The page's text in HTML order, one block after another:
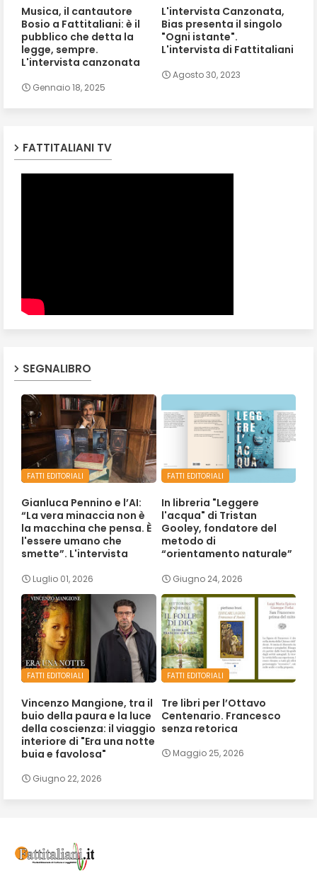
Musica, il cantautore
Bosio a Fattitaliani: è il
pubblico che detta la
legge, sempre.
L'intervista canzonata
Gennaio 18, 2025
L'intervista Canzonata,
Bias presenta il singolo
"Ogni istante".
L'intervista di Fattitaliani
Agosto 30, 2023
FATTITALIANI TV
SEGNALIBRO
FATTI EDITORIALI
Gianluca Pennino e l’AI:
“La vera minaccia non è
la macchina che pensa. È
l'essere umano che
smette”. L'intervista
Luglio 01, 2026
FATTI EDITORIALI
In libreria "Leggere
l'acqua" di Tristan
Gooley, fondatore del
metodo di
“orientamento naturale”
Giugno 24, 2026
FATTI EDITORIALI
Vincenzo Mangione, tra il
buio della paura e la luce
della coscienza: il viaggio
interiore di "Era una notte
buia e favolosa"
Giugno 22, 2026
FATTI EDITORIALI
Tre libri per l’Ottavo
Centenario. Francesco
senza retorica
Maggio 25, 2026